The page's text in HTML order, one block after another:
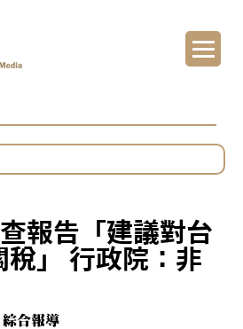
選國民黨主席 王鴻薇曝首要任務：
報告「建議對台
」 行政院：非
合報導